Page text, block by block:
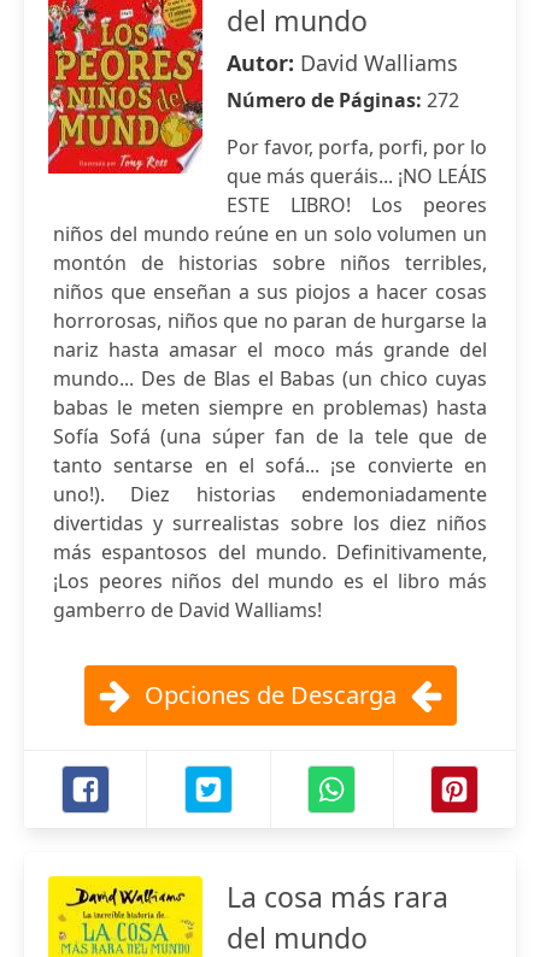
del mundo
Autor: David Walliams
Número de Páginas: 272
Por favor, porfa, porfi, por lo
que más queráis... ¡NO LEÁIS
ESTE LIBRO! Los peores
niños del mundo reúne en un solo volumen un
montón de historias sobre niños terribles,
niños que enseñan a sus piojos a hacer cosas
horrorosas, niños que no paran de hurgarse la
nariz hasta amasar el moco más grande del
mundo... Des de Blas el Babas (un chico cuyas
babas le meten siempre en problemas) hasta
Sofía Sofá (una súper fan de la tele que de
tanto sentarse en el sofá... ¡se convierte en
uno!). Diez historias endemoniadamente
divertidas y surrealistas sobre los diez niños
más espantosos del mundo. Definitivamente,
¡Los peores niños del mundo es el libro más
gamberro de David Walliams!
Opciones de Descarga
La cosa más rara
del mundo